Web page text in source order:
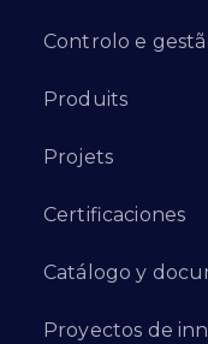
Controlo e
Produits
Projets
Certificaciones
Catálogo y
Proyectos de